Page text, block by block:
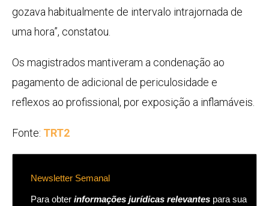
gozava habitualmente de intervalo intrajornada de
uma hora”, constatou.
Os magistrados mantiveram a condenação ao
pagamento de adicional de periculosidade e
reflexos ao profissional, por exposição a inflamáveis.
Fonte: TRT2
Newsletter Semanal
Para obter informações jurídicas relevantes para sua